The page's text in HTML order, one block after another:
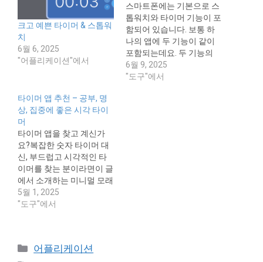
크고 예쁜 타이머 & 스톱워
치
6월 6, 2025
"어플리케이션"에서
스마트폰에는 기본으로 스
톱워치와 타이머 기능이 포
함되어 있습니다. 보통 하
나의 앱에 두 기능이 같이
포함되는데요. 두 기능의
차이점을 비교해 보고 상황
에 따른 추천 사용법도 정
6월 9, 2025
"도구"에서
타이머 앱 추천 – 공부, 명
상, 집중에 좋은 시각 타이
머
타이머 앱을 찾고 계신가
요?복잡한 숫자 타이머 대
신, 부드럽고 시각적인 타
이머를 찾는 분이라면이 글
에서 소개하는 미니멀 모래
시계 타이머 앱을 추천드려
요.
계 타이머란? 모래시계 타
5월 1, 2025
"도구"에서
Categories
어플리케이션